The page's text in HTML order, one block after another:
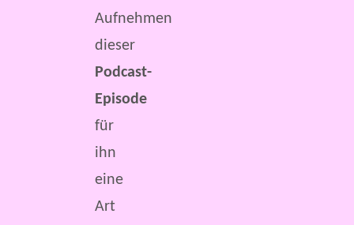
Aufnehmen
dieser
Podcast-
Episode
für
ihn
eine
Art